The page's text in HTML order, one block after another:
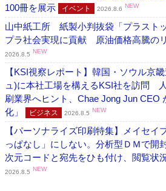
100冊を展示
イベント 2026.8.6 NEW
山中紙工所 紙製小判抜袋「プラスト
プラ社会実現に貢献 原油価格高騰の
2026.8.5 NEW
【KSI視察レポート】韓国・ソウル京
ュ)に本社工場を構えるKSI社を訪問
刷業界へヒント、Chae Jong Jun CEO
化」
ビジネス 2026.8.5 NEW
【パーソナライズ印刷特集】メイセ
っぱなし」にしない。分析型ＤＭで
次元コードと宛先をひも付け、閲覧状
2026.8.5 NEW